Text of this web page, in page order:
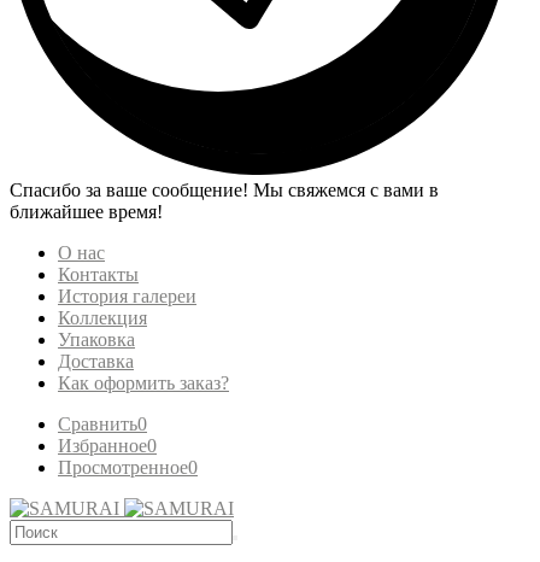
Спасибо за ваше сообщение! Мы свяжемся с вами в
ближайшее время!
О нас
Контакты
История галереи
Коллекция
Упаковка
Доставка
Как оформить заказ?
Сравнить0
Избранное0
Просмотренное0